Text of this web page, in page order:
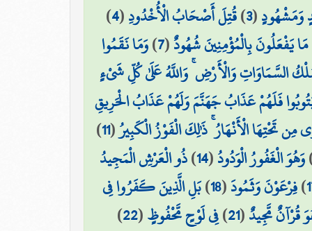
وَمَشْهُودٍ(
3
)قُتِلَ أَصْحَابُ الْأُخْدُودِ(
4
)
يَفْعَلُونَ بِالْمُؤْمِنِينَ شُهُودٌ(
7
)وَمَا نَقَمُوا
السَّمَاوَاتِ وَالْأَرْضِ ۚ وَاللَّهُ عَلَىٰ كُلِّ شَيْءٍ
فَلَهُمْ عَذَابُ جَهَنَّمَ وَلَهُمْ عَذَابُ الْحَرِيقِ
تَحْتِهَا الْأَنْهَارُ ۚ ذَٰلِكَ الْفَوْزُ الْكَبِيرُ(
11
)
وَهُوَ الْغَفُورُ الْوَدُودُ(
14
)ذُو الْعَرْشِ الْمَجِيدُ
)فِرْعَوْنَ وَثَمُودَ(
18
)بَلِ الَّذِينَ كَفَرُوا فِي
قُرْآنٌ مَّجِيدٌ(
21
)فِي لَوْحٍ مَّحْفُوظٍ(
22
)